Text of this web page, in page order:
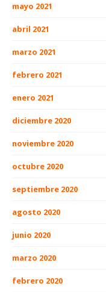
mayo 2021
abril 2021
marzo 2021
febrero 2021
enero 2021
diciembre 2020
noviembre 2020
octubre 2020
septiembre 2020
agosto 2020
junio 2020
marzo 2020
febrero 2020